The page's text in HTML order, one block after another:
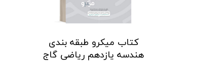
کتاب میکرو طبقه بندی
هندسه یازدهم ریاضی گاج